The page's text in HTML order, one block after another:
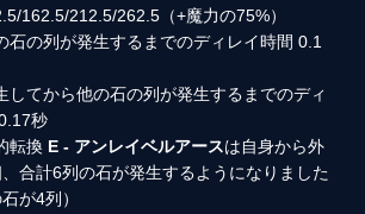
162.5/212.5/262.5（+魔力の75%）
石の列が発生するまでのディレイ時間 0.1
してから他の石の列が発生するまでのディ
秒
転換 E - アンレイベルアースは自身から外
合計6列の石が発生するようになりました
が4列）